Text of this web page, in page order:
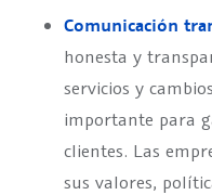
Comunicación
honesta y
servicios y
importante para
clientes. Las
sus valores,